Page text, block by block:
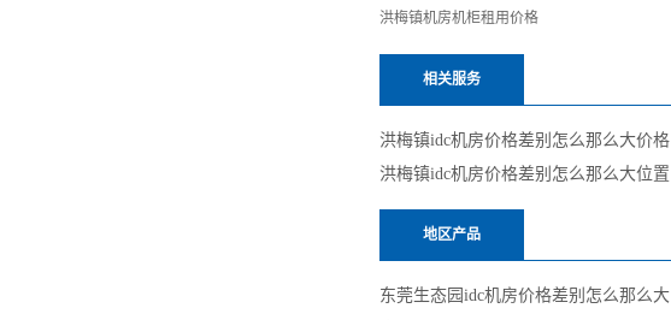
洪梅镇机房机柜租用价格
相关服务
洪梅镇idc机房价格差别怎么那么大价格
洪梅镇idc机房价格差别怎么那么大位置
地区产品
东莞生态园idc机房价格差别怎么那么大